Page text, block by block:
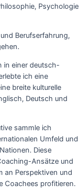
Psychologie
Berufserfahrung,
in einer deutsch-
ich eine
breite kulturelle
Deutsch und
sammle ich
Umfeld und
Diese
Ansätze und
an Perspektiven und
Coachees profitieren.